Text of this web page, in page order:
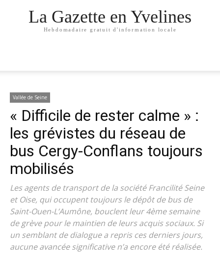
La Gazette en Yvelines
Hebdomadaire gratuit d'information locale
Vallée de Seine
« Difficile de rester calme » :
les grévistes du réseau de
bus Cergy-Conflans toujours
mobilisés
Les agents de transport de la société Francilité Seine
et Oise, qui occupent toujours le dépôt de bus de
Saint-Ouen-L’Aumône, bouclent leur 4ème semaine
de grève pour le maintien de leurs acquis sociaux. Si
un semblant de dialogue a repris ces derniers jours,
aucune avancée significative n’a encore été réalisée.